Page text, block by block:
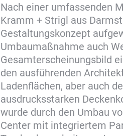
Nach einer umfassenden
Kramm + Strigl aus
Gestaltungskonzept
Umbaumaßnahme auch
Gesamterscheinungsbild
den ausführenden
Ladenflächen, aber auch
ausdrucksstarken
wurde durch den Umbau
Center mit integriertem